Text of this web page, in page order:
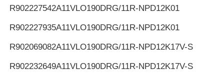
R902227542A11VLO190DRG/11R-NPD12K01
R902227935A11VLO190DRG/11R-NPD12K01
R902069082A11VLO190DRG/11R-NPD12K17V-S
R902232649A11VLO190DRG/11R-NPD12K17V-S